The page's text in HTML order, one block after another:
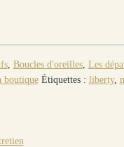
, Boucles d'oreilles, Les
boutique Étiquettes : liberty,